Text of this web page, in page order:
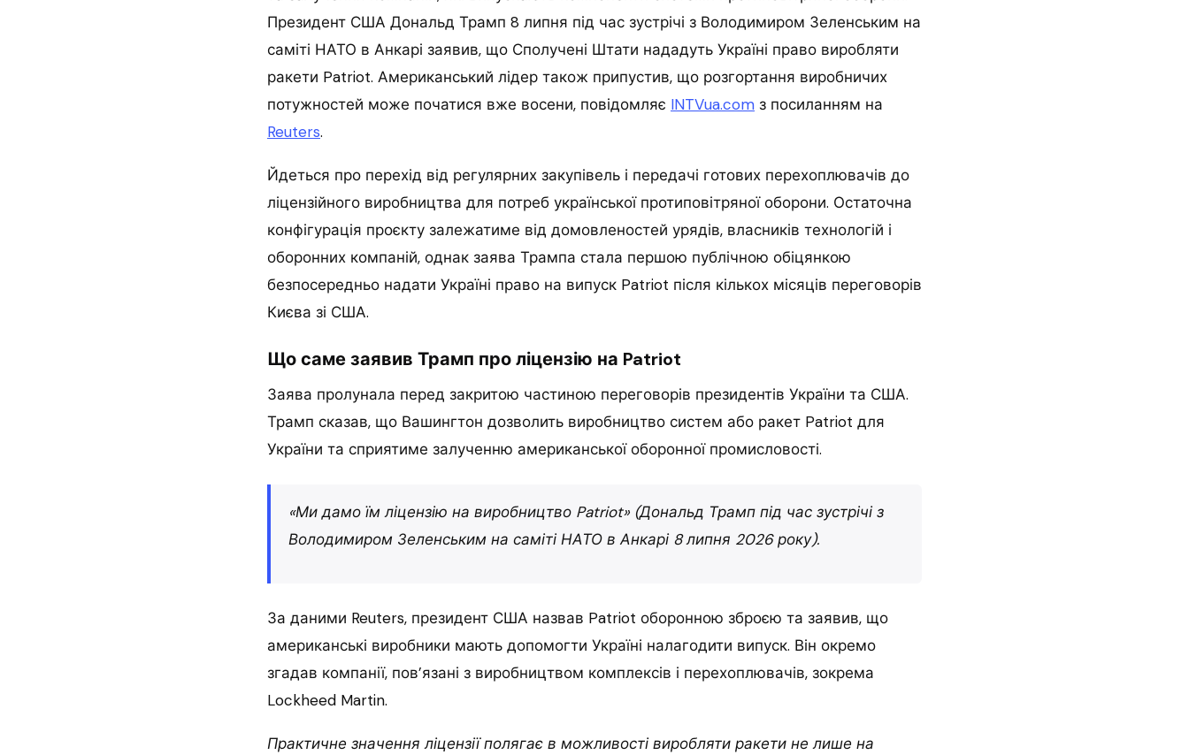
Президент США Дональд Трамп 8 липня під час зустрічі з Володимиром Зеленським на
саміті НАТО в Анкарі заявив, що Сполучені Штати нададуть Україні право виробляти
ракети Patriot. Американський лідер також припустив, що розгортання виробничих
потужностей може початися вже восени, повідомляє INTVua.com з посиланням на
Reuters.
Йдеться про перехід від регулярних закупівель і передачі готових перехоплювачів до
ліцензійного виробництва для потреб української протиповітряної оборони. Остаточна
конфігурація проєкту залежатиме від домовленостей урядів, власників технологій і
оборонних компаній, однак заява Трампа стала першою публічною обіцянкою
безпосередньо надати Україні право на випуск Patriot після кількох місяців переговорів
Києва зі США.
Що саме заявив Трамп про ліцензію на Patriot
Заява пролунала перед закритою частиною переговорів президентів України та США.
Трамп сказав, що Вашингтон дозволить виробництво систем або ракет Patriot для
України та сприятиме залученню американської оборонної промисловості.
«Ми дамо їм ліцензію на виробництво Patriot» (Дональд Трамп під час зустрічі з
Володимиром Зеленським на саміті НАТО в Анкарі 8 липня 2026 року).
За даними Reuters, президент США назвав Patriot оборонною зброєю та заявив, що
американські виробники мають допомогти Україні налагодити випуск. Він окремо
згадав компанії, пов’язані з виробництвом комплексів і перехоплювачів, зокрема
Lockheed Martin.
Практичне значення ліцензії полягає в можливості виробляти ракети не лише на